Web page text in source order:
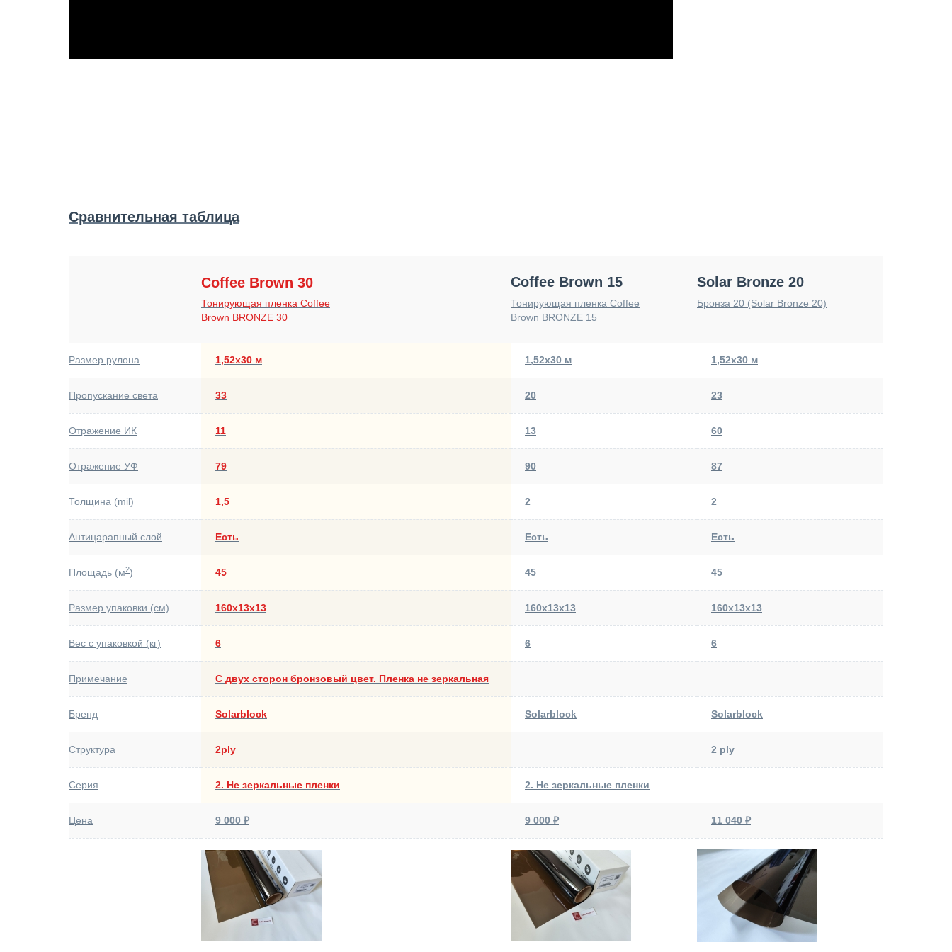
Сравнительная таблица
Coffee Brown 30
Тонирующая пленка Coffee
Brown BRONZE 30
Coffee Brown 15
Тонирующая пленка Coffee
Brown BRONZE 15
Solar Bronze 20
Бронза 20 (Solar Bronze 20)
Размер рулона 1,52х30 м 1,52х30 м 1,52х30 м
Пропускание света 33 20 23
Отражение ИК 11 13 60
Отражение УФ 79 90 87
Толщина (mil) 1,5 2 2
Антицарапный слой Есть Есть Есть
Площадь (м2) 45 45 45
Размер упаковки (см) 160х13х13 160х13х13 160х13х13
Вес с упаковкой (кг) 6 6 6
Примечание С двух сторон бронзовый цвет. Пленка не зеркальная
Бренд Solarblock Solarblock Solarblock
Структура 2ply 2 ply
Серия 2. Не зеркальные пленки 2. Не зеркальные пленки
Цена 9 000 ₽ 9 000 ₽ 11 040 ₽